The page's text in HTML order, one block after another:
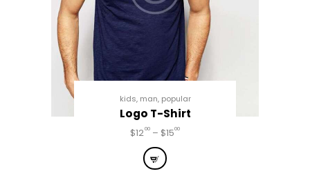
kids, man, popular
Logo T-Shirt
$1200– $1500